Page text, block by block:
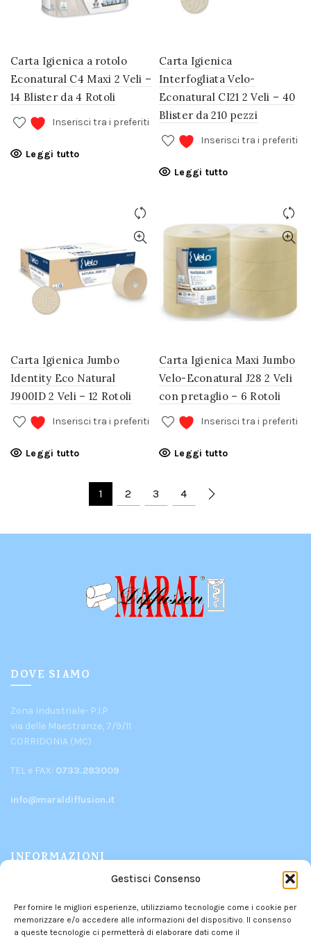
Gestisci Consenso
Per fornire le migliori esperienze, utilizziamo tecnologie come i cookie per
memorizzare e/o accedere alle informazioni del dispositivo. Il consenso
a queste tecnologie ci permetterà di elaborare dati come il
Carta Igienica a rotolo
Econatural C4 Maxi 2 Veli –
14 Blister da 4 Rotoli
Inserisci tra i preferiti
Leggi tutto
Carta Igienica
Interfogliata Velo-
Econatural CI21 2 Veli – 40
Blister da 210 pezzi
Inserisci tra i preferiti
Leggi tutto
Carta Igienica Jumbo
Identity Eco Natural
J900ID 2 Veli – 12 Rotoli
Inserisci tra i preferiti
Leggi tutto
Carta Igienica Maxi Jumbo
Velo-Econatural J28 2 Veli
con pretaglio – 6 Rotoli
Inserisci tra i preferiti
Leggi tutto
1 2 3 4
DOVE SIAMO
Zona Industriale- P.I.P
via delle Maestranze, 7/9/11
CORRIDONIA (MC)
TEL e FAX: 0733.283009
info@maraldiffusion.it
INFORMAZIONI
CHI SIAMO
CONTATTI